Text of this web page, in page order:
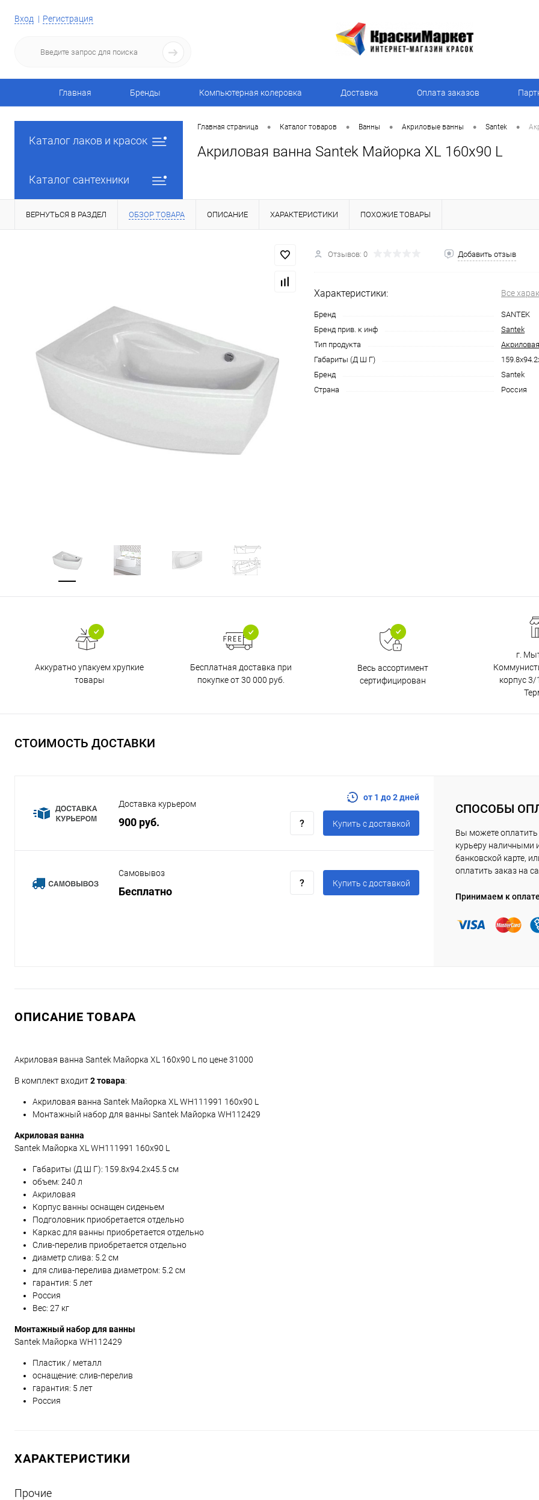
Вход Регистрация
Главная Бренды Компьютерная колеровка Доставка Оплата заказов
Каталог лаков и красок
Каталог сантехники
Главная страница • Каталог товаров • Ванны • Акриловые ванны • Santek •
Акриловая ванна Santek Майорка XL 160x90 L
ВЕРНУТЬСЯ В РАЗДЕЛ ОБЗОР ТОВАРА ОПИСАНИЕ ХАРАКТЕРИСТИКИ ПОХОЖИЕ ТОВАРЫ
Отзывов: 0 Добавить отзыв
Характеристики: Все
Бренд
SANTEK
Бренд прив. к инф
Santek
Тип продукта
Габариты (Д Ш Г)
Бренд
Santek
Страна
Россия
Аккуратно упакуем хрупкие
товары
Бесплатная доставка при
покупке от 30 000 руб.
Весь ассортимент
сертифицирован
г.
корпус 3/
СТОИМОСТЬ ДОСТАВКИ
Доставка курьером
900 руб.
от 1 до 2 дней
Купить c доставкой
Самовывоз
Бесплатно
Купить c доставкой
СПОСОБЫ
Вы можете оплатить
курьеру наличными
банковской карте,
оплатить заказ на
Принимаем к
ОПИСАНИЕ ТОВАРА
Акриловая ванна Santek Майорка XL 160x90 L по цене 31000
В комплект входит2 товара:
Акриловая ванна Santek Майорка XL WH111991 160x90 L
Монтажный набор для ванны Santek Майорка WH112429
Акриловая ванна
Santek Майорка XL WH111991 160x90 L
Габариты (Д Ш Г): 159.8x94.2x45.5 см
объем: 240 л
Акриловая
Корпус ванны оснащен сиденьем
Подголовник приобретается отдельно
Каркас для ванны приобретается отдельно
Слив-перелив приобретается отдельно
диаметр слива: 5.2 см
для слива-перелива диаметром: 5.2 см
гарантия: 5 лет
Россия
Вес: 27 кг
Монтажный набор для ванны
Santek Майорка WH112429
Пластик / металл
оснащение: слив-перелив
гарантия: 5 лет
Россия
ХАРАКТЕРИСТИКИ
Прочие